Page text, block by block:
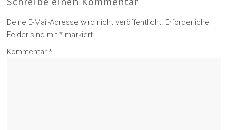
Deine E-Mail-Adresse wird nicht veröffentlicht. Erforderliche
Felder sind mit* markiert
Kommentar*